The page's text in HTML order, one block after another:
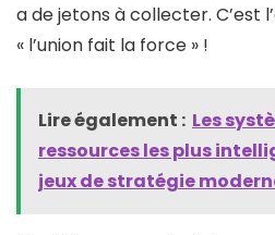
a de jetons à collecter. C’est
« l’union fait la force » !
Lire également : Les
ressources les plus
jeux de stratégie